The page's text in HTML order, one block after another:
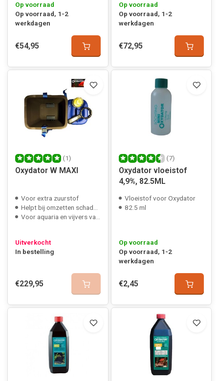
Op voorraad
Op voorraad, 1-2
werkdagen
€54,95
Op voorraad
Op voorraad, 1-2
werkdagen
€72,95
(1)
Oxydator W MAXI
Voor extra zuurstof
Helpt bij omzetten schadeljke stoffen
Voor aquaria en vijvers van 400-40000 liter
Uitverkocht
In bestelling
€229,95
(7)
Oxydator vloeistof
4,9%, 82.5ML
Vloeistof voor Oxydator
82.5 ml
Op voorraad
Op voorraad, 1-2
werkdagen
€2,45